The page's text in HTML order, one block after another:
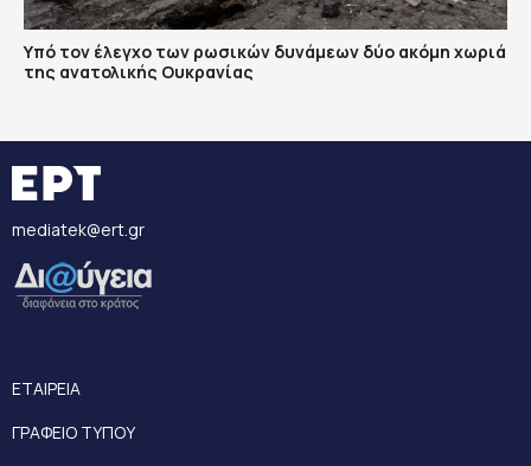
Υπό τον έλεγχο των ρωσικών δυνάμεων δύο ακόμη χωριά
της ανατολικής Ουκρανίας
mediatek@ert.gr
ΕΤΑΙΡΕΙΑ
ΓΡΑΦΕΙΟ ΤΥΠΟΥ